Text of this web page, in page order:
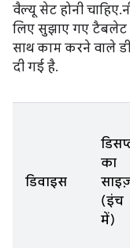
वैल्यू सेट होनी
लिए सुझाए गए टैबलेट
साथ काम करने वाले
दी गई है.
डिवाइस
का
(इंच
में)